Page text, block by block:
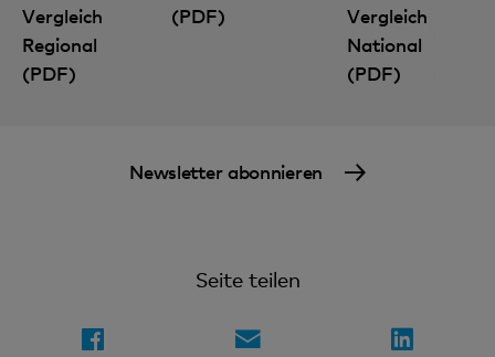
Vergleich
Regional
(PDF)
(PDF)
Vergleich
National
(PDF)
Newsletter abonnieren
Seite teilen